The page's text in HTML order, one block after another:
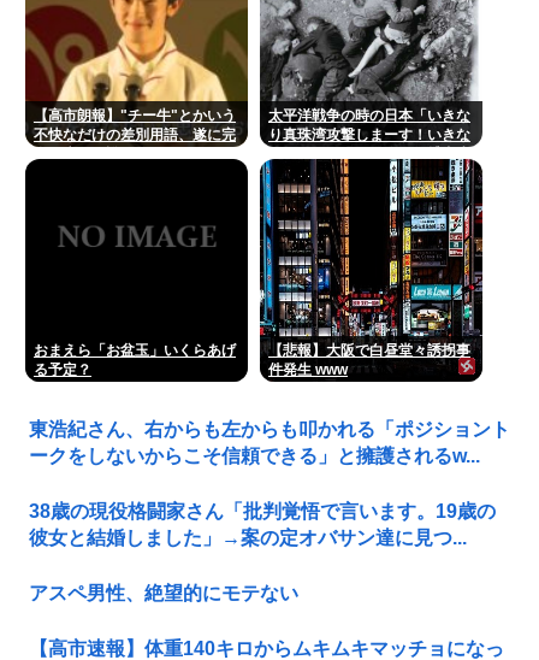
【高市朗報】"チー牛"とかいう
不快なだけの差別用語、遂に完
太平洋戦争の時の日本「いきな
り真珠湾攻撃しまーす！いきな
待しまーす！」
おまえら「お盆玉」いくらあげ
る予定？
【悲報】大阪で白昼堂々誘拐事
件発生 www
東浩紀さん、右からも左からも叩かれる「ポジショント
ークをしないからこそ信頼できる」と擁護されるw...
38歳の現役格闘家さん「批判覚悟で言います。19歳の
彼女と結婚しました」→案の定オバサン達に見つ...
アスペ男性、絶望的にモテない
【高市速報】体重140キロからムキムキマッチョになっ